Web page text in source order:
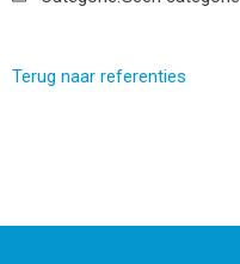
Terug naar referenties